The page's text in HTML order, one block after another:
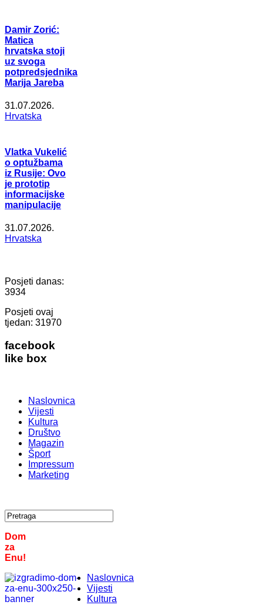
Damir Zorić:
Matica
hrvatska stoji
uz svoga
potpredsjednika
Marija Jareba
31.07.2026.
Hrvatska
Vlatka Vukelić
o optužbama
iz Rusije: Ovo
je prototip
informacijske
manipulacije
31.07.2026.
Hrvatska
Posjeti danas:
3934
Posjeti ovaj
tjedan: 31970
facebook
like box
Naslovnica
Vijesti
Kultura
Društvo
Magazin
Šport
Impressum
Marketing
Dom
za
Enu!
Naslovnica
Vijesti
Kultura